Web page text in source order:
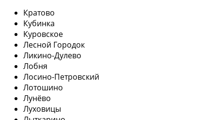
Кратово
Кубинка
Куровское
Лесной Городок
Ликино-Дулево
Лобня
Лосино-Петровский
Лотошино
Лунёво
Луховицы